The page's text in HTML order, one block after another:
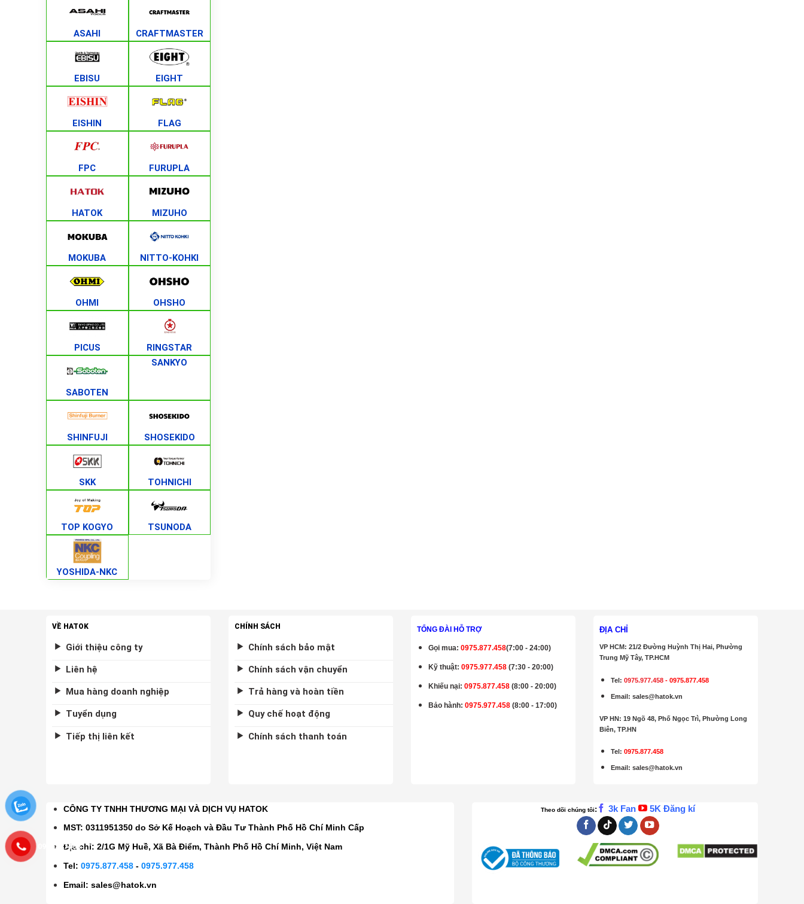
ASAHI CRAFTMASTER
EBISU EIGHT
EISHIN FLAG
FPC FURUPLA
HATOK MIZUHO
MOKUBA NITTO-KOHKI
OHMI OHSHO
PICUS RINGSTAR
SABOTEN
SANKYO
SHINFUJI SHOSEKIDO
SKK TOHNICHI
TOP KOGYO TSUNODA
YOSHIDA-NKC
VỀ HATOK
Giới thiệu công ty
Liên hệ
Mua hàng doanh nghiệp
Tuyển dụng
Tiếp thị liên kết
CHÍNH SÁCH
Chính sách bảo mật
Chính sách vận chuyển
Trả hàng và hoàn tiền
Quy chế hoạt động
Chính sách thanh toán
TỔNG ĐÀI HỖ TRỢ
Gọi mua:0975.877.458(7:00 - 24:00)
Kỹ thuật:0975.977.458 (7:30 - 20:00)
Khiếu nại: 0975.877.458 (8:00 - 20:00)
Bảo hành:0975.977.458 (8:00 - 17:00)
ĐỊA CHỈ
VP HCM: 21/2 Đường Huỳnh Thị Hai, Phường
Trung Mỹ Tây, TP.HCM
Tel:0975.977.458 -0975.877.458
Email:sales@hatok.vn
VP HN: 19 Ngõ 48, Phố Ngọc Trì, Phường Long
Biên, TP.HN
Tel: 0975.877.458
Email :sales@hatok.vn
CÔNG TY TNHH THƯƠNG MẠI VÀ DỊCH VỤ HATOK
MST: 0311951350 do Sở Kế Hoạch và Đầu Tư Thành Phố Hồ Chí Minh Cấp
Địa chỉ: 2/1G Mỹ Huề, Xã Bà Điểm, Thành Phố Hồ Chí Minh, Việt Nam
Tel:0975.877.458 -0975.977.458
Email:sales@hatok.vn
Theo dõi chúng tôi: 3k Fan 5K Đăng kí
0975877458